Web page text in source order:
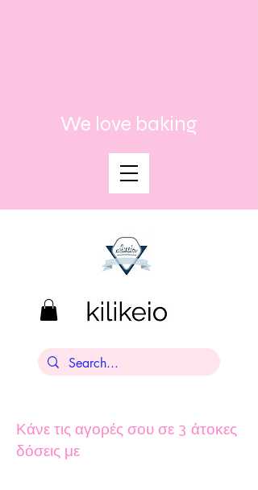
We love baking
Κάνε τις αγορές σου σε 3 άτοκες
δόσεις με